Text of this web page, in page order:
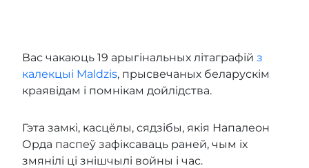
Вас чакаюць 19 арыгінальных літаграфій з
калекцыі Maldzis, прысвечаных беларускім
краявідам і помнікам дойлідства.
Гэта замкі, касцёлы, сядзібы, якія Напалеон
Орда паспеў зафіксаваць раней, чым іх
змянілі ці знішчылі войны і час.